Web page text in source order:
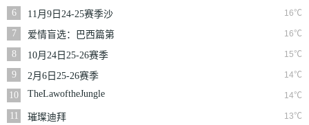
6
16℃
11月9日24-25赛季沙
联第10轮利雅得体育
VS利雅得胜利
7 16℃
爱情盲选：巴西篇第
二季
8 15℃
10月24日25-26赛季
NBA常规赛掘金VS
勇士
9 14℃
2月6日25-26赛季
NBA常规赛篮网VS
10 14℃
TheLawoftheJungle
11 13℃
璀璨迪拜